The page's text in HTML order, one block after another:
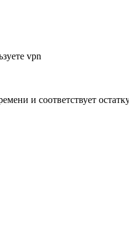
vpn
и соответствует